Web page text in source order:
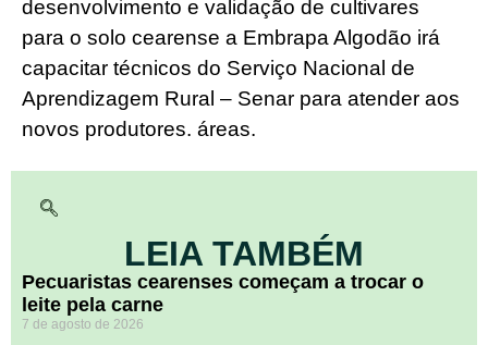
desenvolvimento e validação de cultivares
para o solo cearense a Embrapa Algodão irá
capacitar técnicos do Serviço Nacional de
Aprendizagem Rural – Senar para atender aos
novos produtores. áreas.
LEIA TAMBÉM
Pecuaristas cearenses começam a trocar o
leite pela carne
7 de agosto de 2026